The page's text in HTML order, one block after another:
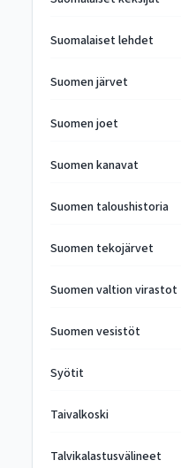
Suomalaiset lehdet
Suomen järvet
Suomen joet
Suomen kanavat
Suomen taloushistoria
Suomen tekojärvet
Suomen valtion virastot
Suomen vesistöt
Syötit
Taivalkoski
Talvikalastusvälineet